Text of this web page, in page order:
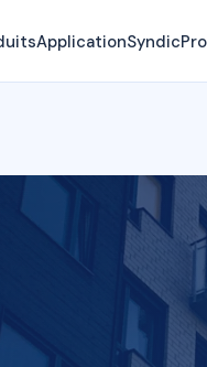
ApplicationSyndicPro